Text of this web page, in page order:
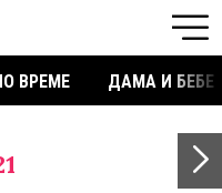
ВРЕМЕ ДАМА И БЕБЕ